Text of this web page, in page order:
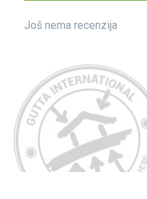
Još nema recenzija